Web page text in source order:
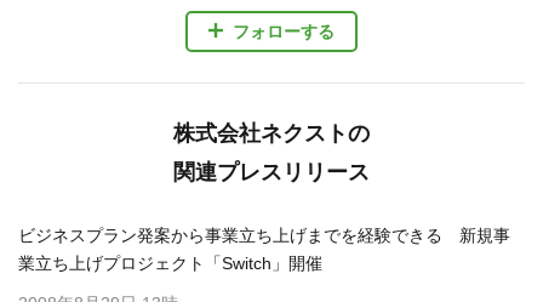
フォローする
株式会社ネクストの
関連プレスリリース
ビジネスプラン発案から事業立ち上げまでを経験できる 新規事
業立ち上げプロジェクト「Switch」開催